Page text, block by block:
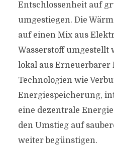
Entschlossenheit auf
umgestiegen. Die
auf einen Mix aus
Wasserstoff umgestellt
lokal aus Erneuerbarer
Technologien wie
Energiespeicherung,
eine dezentrale
den Umstieg auf
weiter begünstigen.